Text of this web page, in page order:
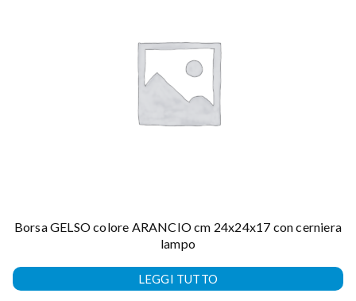
Borsa GELSO colore ARANCIO cm 24x24x17 con cerniera
lampo
LEGGI TUTTO